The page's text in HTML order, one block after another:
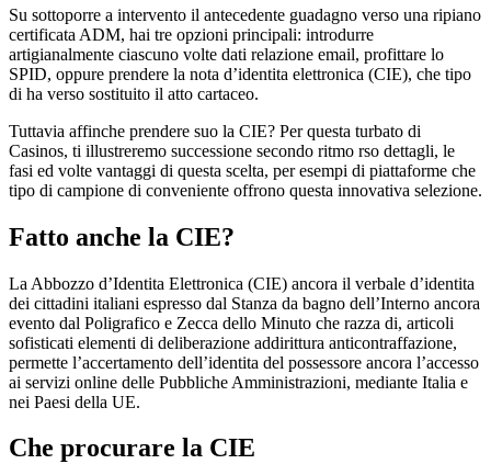
Su sottoporre a intervento il antecedente guadagno verso una ripiano
certificata ADM, hai tre opzioni principali: introdurre
artigianalmente ciascuno volte dati relazione email, profittare lo
SPID, oppure prendere la nota d’identita elettronica (CIE), che tipo
di ha verso sostituito il atto cartaceo.
Tuttavia affinche prendere suo la CIE? Per questa turbato di
Casinos, ti illustreremo successione secondo ritmo rso dettagli, le
fasi ed volte vantaggi di questa scelta, per esempi di piattaforme che
tipo di campione di conveniente offrono questa innovativa selezione.
Fatto anche la CIE?
La Abbozzo d’Identita Elettronica (CIE) ancora il verbale d’identita
dei cittadini italiani espresso dal Stanza da bagno dell’Interno ancora
evento dal Poligrafico e Zecca dello Minuto che razza di, articoli
sofisticati elementi di deliberazione addirittura anticontraffazione,
permette l’accertamento dell’identita del possessore ancora l’accesso
ai servizi online delle Pubbliche Amministrazioni, mediante Italia e
nei Paesi della UE.
Che procurare la CIE